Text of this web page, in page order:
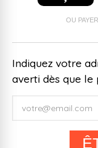
OU
Indiquez votre
averti dès que